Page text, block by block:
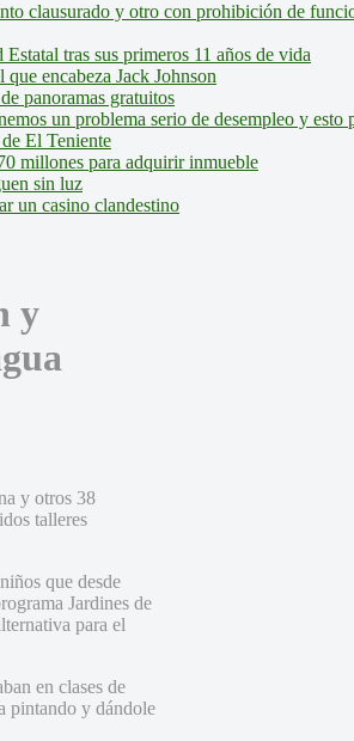
clausurado y otro con prohibición de
tras sus primeros 11 años de vida
encabeza Jack Johnson
panoramas gratuitos
un problema serio de desempleo y esto
El Teniente
millones para adquirir inmueble
sin luz
un casino clandestino
y
y otros 38
talleres
que desde
Jardines de
para el
en clases de
pintando y dándole